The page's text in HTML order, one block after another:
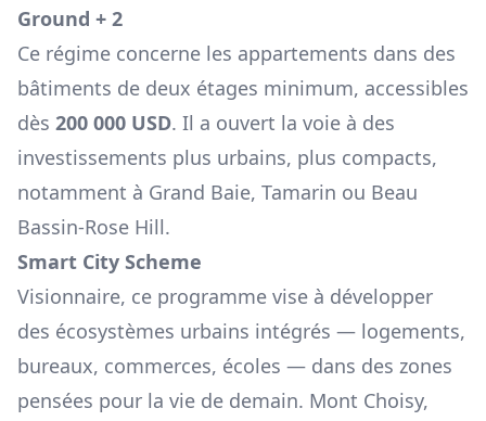
Ground + 2
Ce régime concerne les appartements dans des
bâtiments de deux étages minimum, accessibles
dès 200 000 USD. Il a ouvert la voie à des
investissements plus urbains, plus compacts,
notamment à Grand Baie, Tamarin ou Beau
Bassin-Rose Hill.
Smart City Scheme
Visionnaire, ce programme vise à développer
des écosystèmes urbains intégrés — logements,
bureaux, commerces, écoles — dans des zones
pensées pour la vie de demain. Mont Choisy,